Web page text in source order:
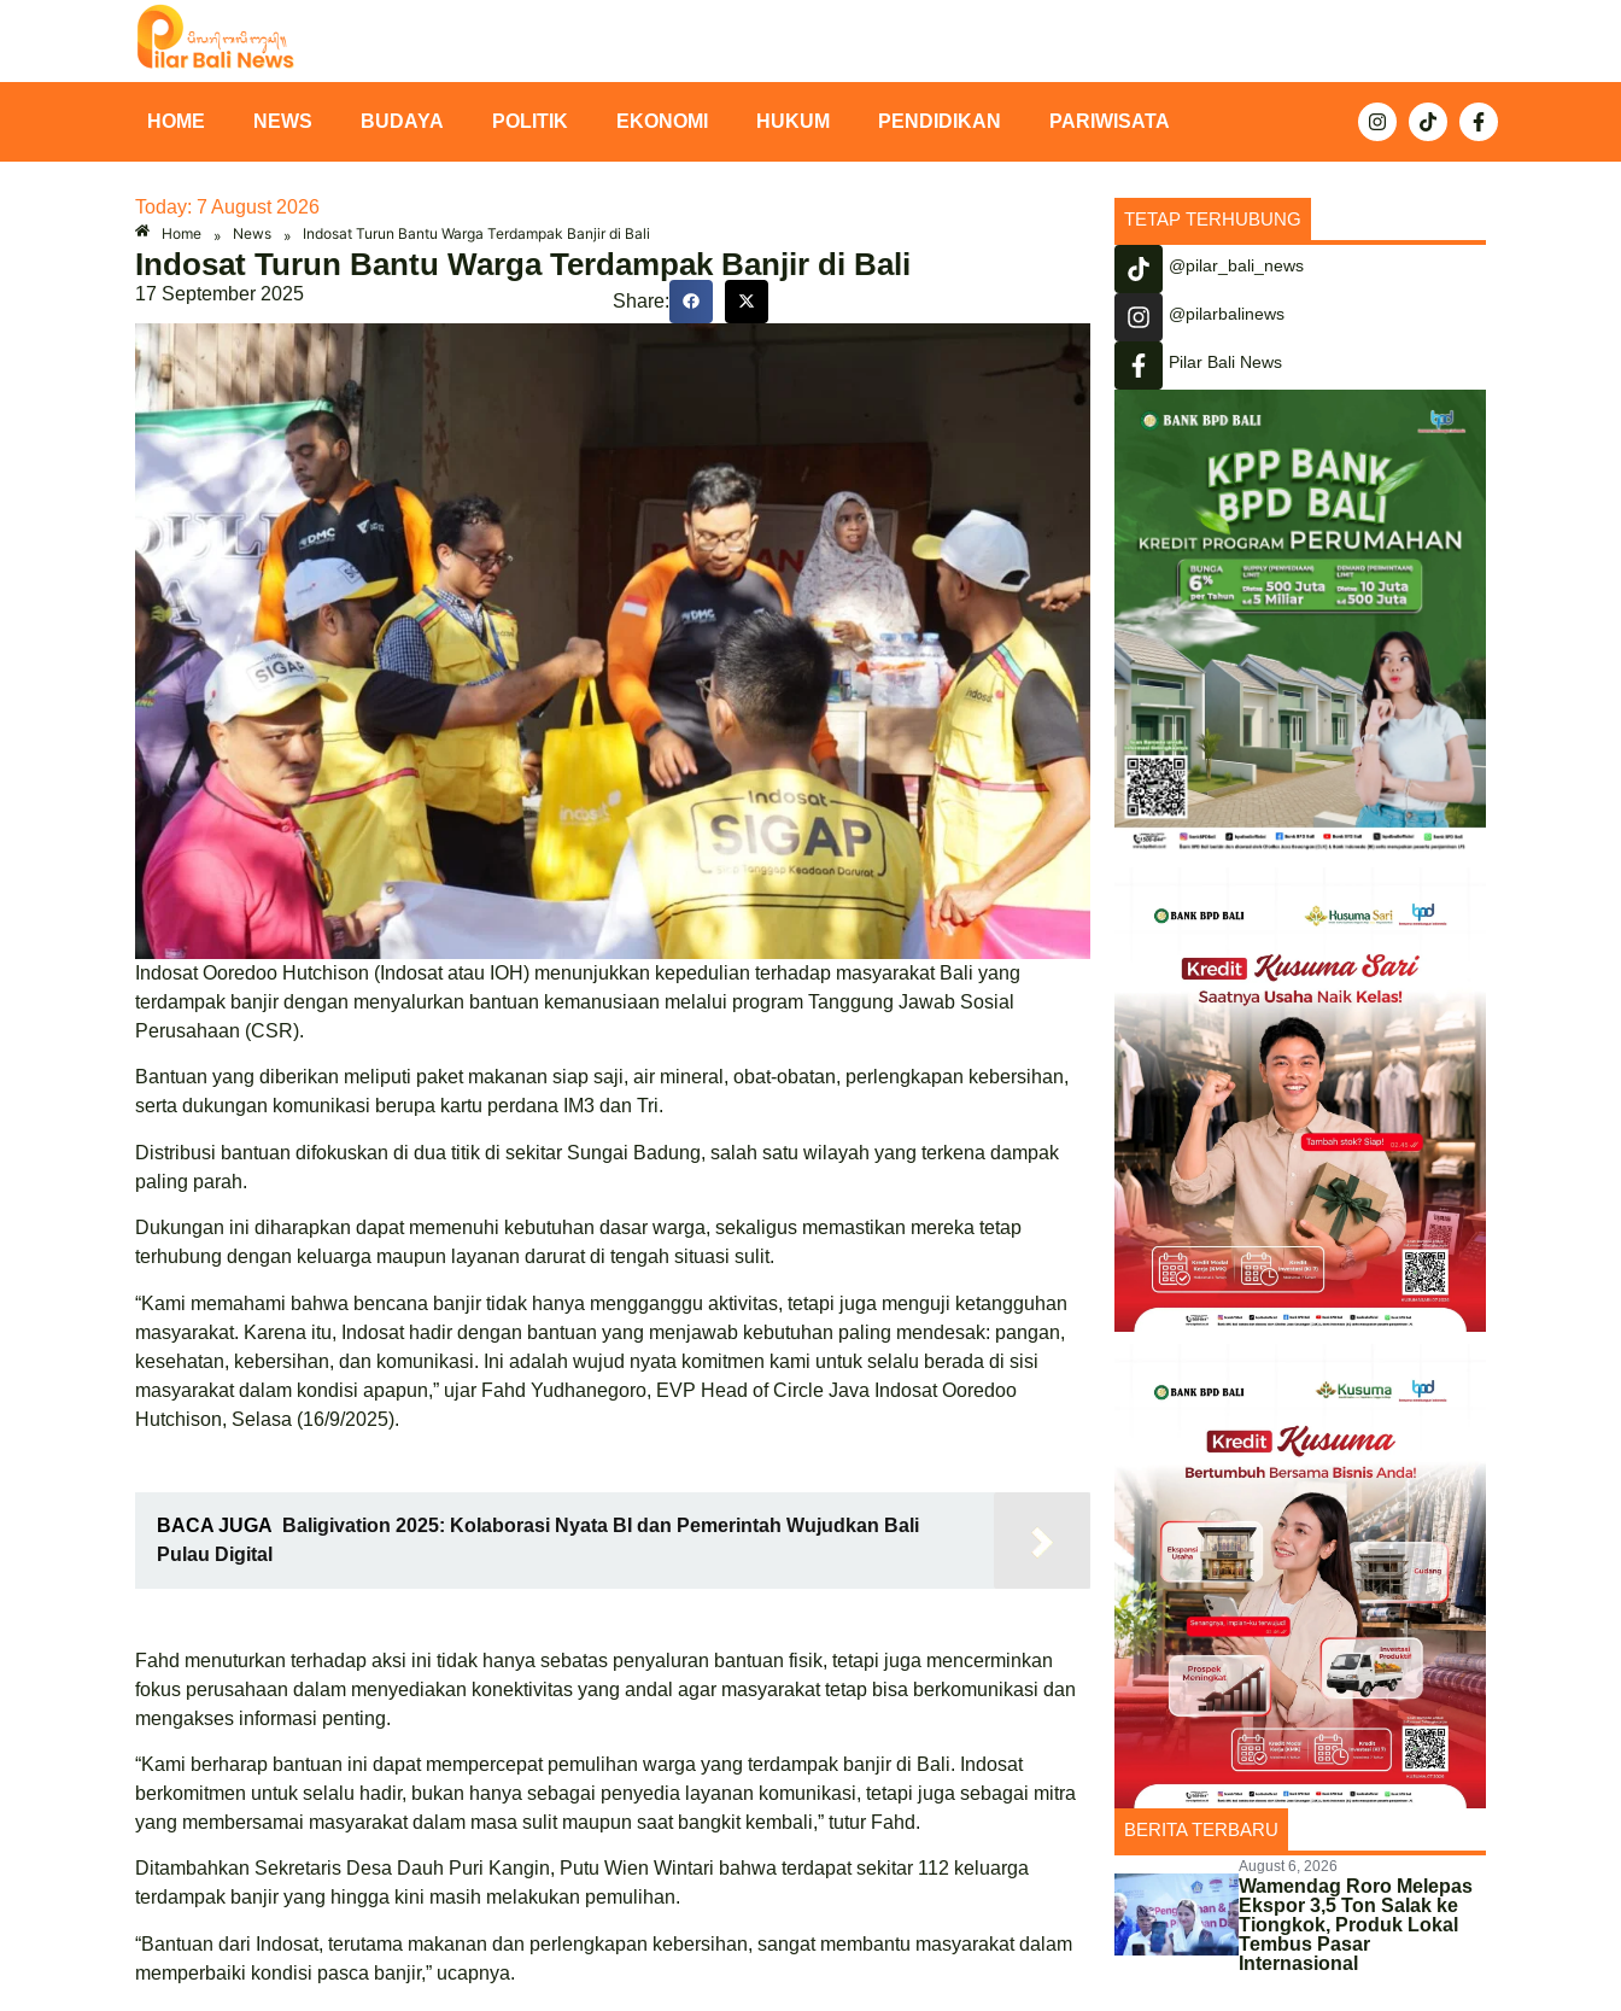
HOME NEWS BUDAYA POLITIK EKONOMI HUKUM PENDIDIKAN PARIWISATA
Today: 7 August 2026
Home » News » Indosat Turun Bantu Warga Terdampak Banjir di Bali
Indosat Turun Bantu Warga Terdampak Banjir di Bali
17 September 2025 Share:
Indosat Ooredoo Hutchison (Indosat atau IOH) menunjukkan kepedulian terhadap masyarakat Bali yang
terdampak banjir dengan menyalurkan bantuan kemanusiaan melalui program Tanggung Jawab Sosial
Perusahaan (CSR).
Bantuan yang diberikan meliputi paket makanan siap saji, air mineral, obat-obatan, perlengkapan kebersihan,
serta dukungan komunikasi berupa kartu perdana IM3 dan Tri.
Distribusi bantuan difokuskan di dua titik di sekitar Sungai Badung, salah satu wilayah yang terkena dampak
paling parah.
Dukungan ini diharapkan dapat memenuhi kebutuhan dasar warga, sekaligus memastikan mereka tetap
terhubung dengan keluarga maupun layanan darurat di tengah situasi sulit.
“Kami memahami bahwa bencana banjir tidak hanya mengganggu aktivitas, tetapi juga menguji ketangguhan
masyarakat. Karena itu, Indosat hadir dengan bantuan yang menjawab kebutuhan paling mendesak: pangan,
kesehatan, kebersihan, dan komunikasi. Ini adalah wujud nyata komitmen kami untuk selalu berada di sisi
masyarakat dalam kondisi apapun,” ujar Fahd Yudhanegoro, EVP Head of Circle Java Indosat Ooredoo
Hutchison, Selasa (16/9/2025).
BACA JUGA
Baligivation 2025: Kolaborasi Nyata BI dan Pemerintah Wujudkan Bali
Pulau Digital
Fahd menuturkan terhadap aksi ini tidak hanya sebatas penyaluran bantuan fisik, tetapi juga mencerminkan
fokus perusahaan dalam menyediakan konektivitas yang andal agar masyarakat tetap bisa berkomunikasi dan
mengakses informasi penting.
“Kami berharap bantuan ini dapat mempercepat pemulihan warga yang terdampak banjir di Bali. Indosat
berkomitmen untuk selalu hadir, bukan hanya sebagai penyedia layanan komunikasi, tetapi juga sebagai mitra
yang membersamai masyarakat dalam masa sulit maupun saat bangkit kembali,” tutur Fahd.
Ditambahkan Sekretaris Desa Dauh Puri Kangin, Putu Wien Wintari bahwa terdapat sekitar 112 keluarga
terdampak banjir yang hingga kini masih melakukan pemulihan.
“Bantuan dari Indosat, terutama makanan dan perlengkapan kebersihan, sangat membantu masyarakat dalam
memperbaiki kondisi pasca banjir,” ucapnya.
TETAP TERHUBUNG
@pilar_bali_news
@pilarbalinews
Pilar Bali News
BERITA TERBARU
August 6, 2026
Wamendag Roro Melepas
Ekspor 3,5 Ton Salak ke
Tiongkok, Produk Lokal
Tembus Pasar
Internasional